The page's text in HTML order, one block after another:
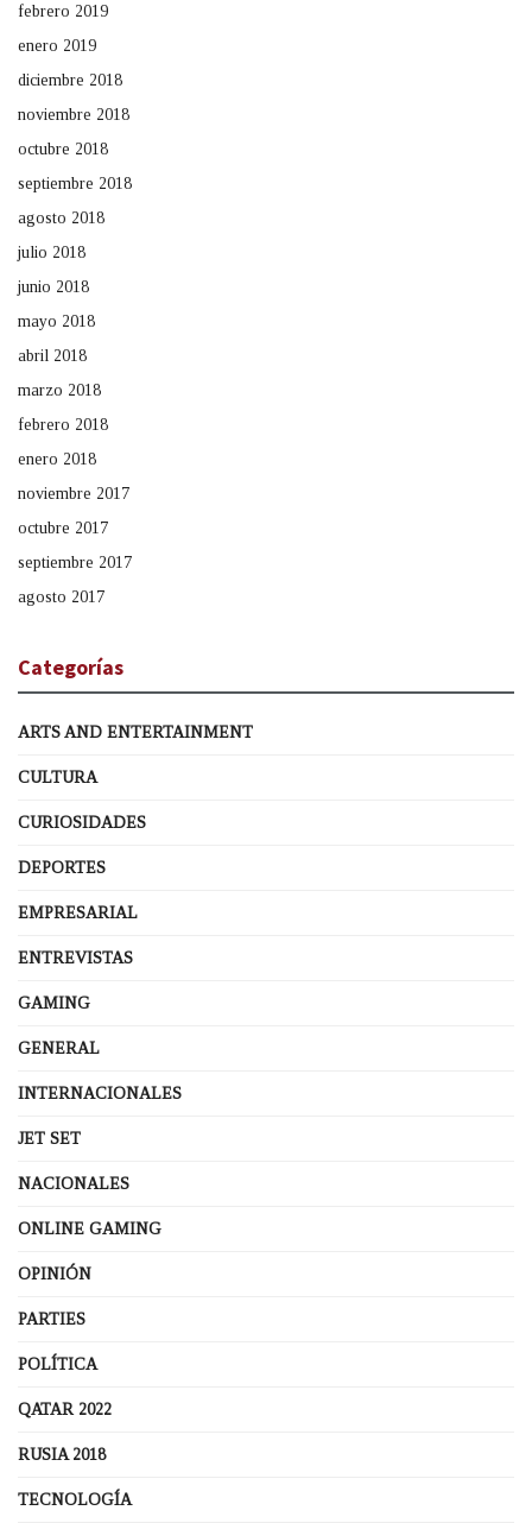
febrero 2019
enero 2019
diciembre 2018
noviembre 2018
octubre 2018
septiembre 2018
agosto 2018
julio 2018
junio 2018
mayo 2018
abril 2018
marzo 2018
febrero 2018
enero 2018
noviembre 2017
octubre 2017
septiembre 2017
agosto 2017
Categorías
ARTS AND ENTERTAINMENT
CULTURA
CURIOSIDADES
DEPORTES
EMPRESARIAL
ENTREVISTAS
GAMING
GENERAL
INTERNACIONALES
JET SET
NACIONALES
ONLINE GAMING
OPINIÓN
PARTIES
POLÍTICA
QATAR 2022
RUSIA 2018
TECNOLOGÍA